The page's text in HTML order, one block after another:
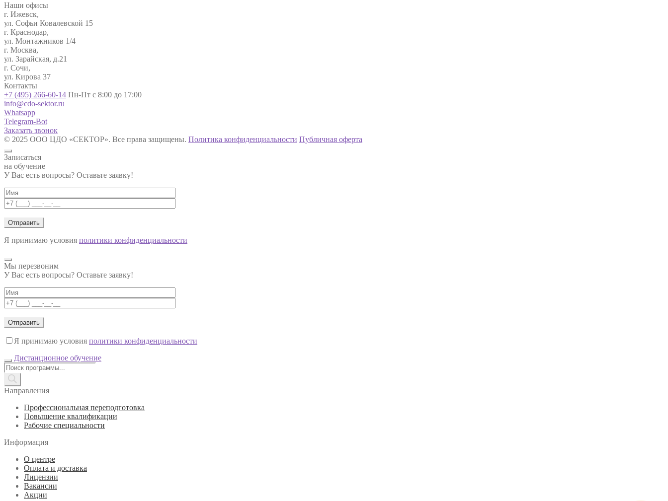
Наши офисы
г. Ижевск,
ул. Софьи Ковалевской 15
г. Краснодар,
ул. Монтажников 1/4
г. Москва,
ул. Зарайская, д.21
г. Сочи,
ул. Кирова 37
Контакты
+7 (495) 266-60-14 Пн-Пт с 8:00 до 17:00
info@cdo-sektor.ru
Whatsapp
Telegram-Bot
Заказать звонок
© 2025 ООО ЦДО «СЕКТОР». Все права защищены. Политика конфиденциальности Публичная оферта
Записаться
на обучение
У Вас есть вопросы? Оставьте заявку!
Я принимаю условия политики конфиденциальности
Мы перезвоним
У Вас есть вопросы? Оставьте заявку!
Я принимаю условия политики конфиденциальности
Дистанционное обучение
Поиск
товаров
Направления
Профессиональная переподготовка
Повышение квалификации
Рабочие специальности
Информация
О центре
Оплата и доставка
Лицензии
Вакансии
Акции